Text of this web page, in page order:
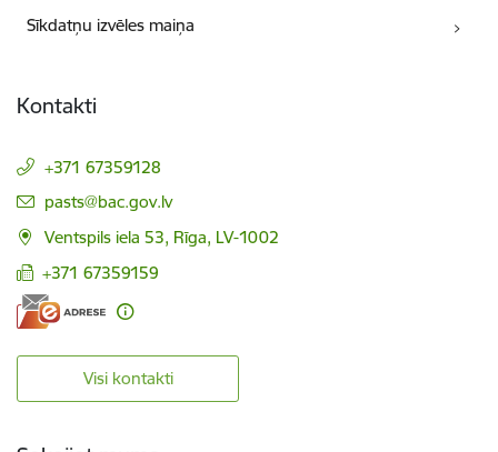
Sīkdatņu izvēles maiņa
Kontakti
+371 67359128
E-pasts:
pasts@bac.gov.lv
Ventspils iela 53, Rīga, LV-1002
+371 67359159
Visi kontakti